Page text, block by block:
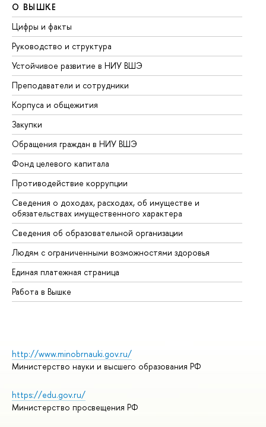
О ВЫШКЕ
Цифры и факты
Руководство и структура
Устойчивое развитие в НИУ ВШЭ
Преподаватели и сотрудники
Корпуса и общежития
Закупки
Обращения граждан в НИУ ВШЭ
Фонд целевого капитала
Противодействие коррупции
Сведения о доходах, расходах, об имуществе и
обязательствах имущественного характера
Сведения об образовательной организации
Людям с ограниченными возможностями здоровья
Единая платежная страница
Работа в Вышке
http://www.minobrnauki.gov.ru/
Министерство науки и высшего образования РФ
https://edu.gov.ru/
Министерство просвещения РФ